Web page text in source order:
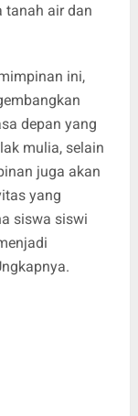
tanah air dan
ini,
depan yang
mulia, selain
juga akan
yang
siswa siswi